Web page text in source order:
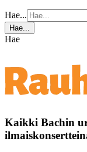
Hae...
Hae...
Hae
Kaikki Bachin